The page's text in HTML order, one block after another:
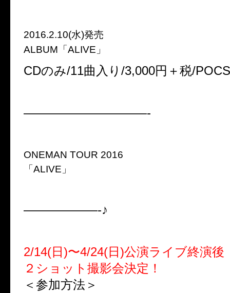
2016.2.10(水)発売
ALBUM「ALIVE」
CDのみ/11曲入り/3,000円＋税/
——————————-
ONEMAN TOUR 2016
「ALIVE」
——————-♪
2/14(日)〜4/24(日)公演ライブ終演後
２ショット撮影会決定！
＜参加方法＞